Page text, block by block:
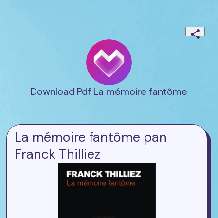
Download Pdf La mémoire fantôme
La mémoire fantôme pan
Franck Thilliez